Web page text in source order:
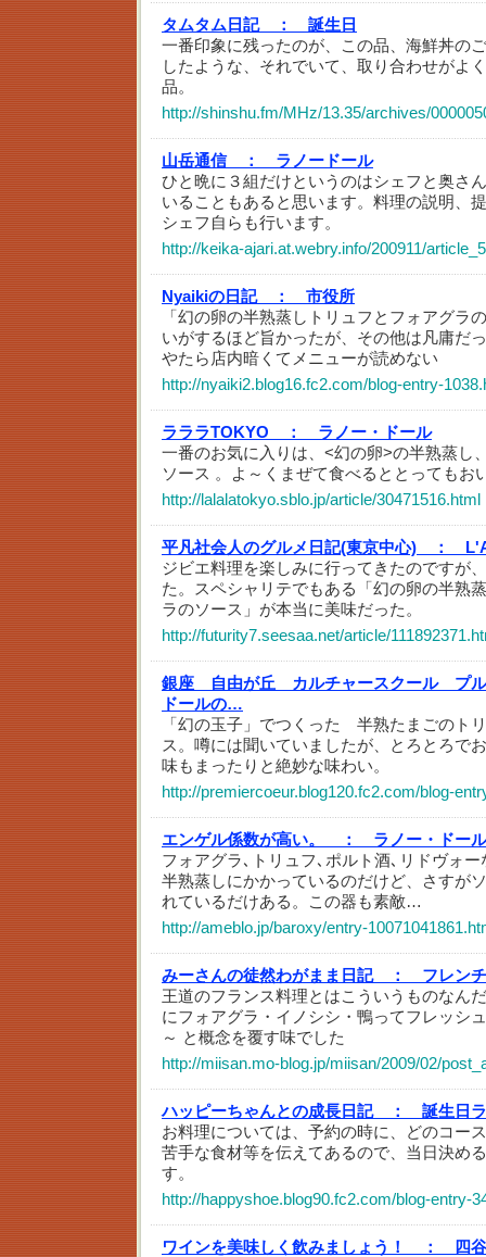
タムタム日記 ：
誕生日
一番印象に残ったのが、この品、海鮮丼の
したような、それでいて、取り合わせがよ
品。
http://shinshu.fm/MHz/13.35/archives/
山岳通信 ：
ラノードール
ひと晩に３組だけというのはシェフと奥さ
いることもあると思います。料理の説明、
シェフ自らも行います。
http://keika-ajari.at.webry.info/200911/
Nyaikiの日記 ：
市役所
「幻の卵の半熟蒸しトリュフとフォアグラ
いがするほど旨かったが、その他は凡庸だ
やたら店内暗くてメニューが読めない
http://nyaiki2.blog16.fc2.com/blog-entry-
ラララTOKYO ：
ラノー・ドール
一番のお気に入りは、<幻の卵>の半熟蒸し
ソース 。よ～くまぜて食べるととってもお
http://lalalatokyo.sblo.jp/article/30471516.html
平凡社会人のグルメ日記(東京中心) ：
ジビエ料理を楽しみに行ってきたのですが
た。スペシャリテでもある「幻の卵の半熟
ラのソース」が本当に美味だった。
http://futurity7.seesaa.net/article/
銀座 自由が丘 カルチャースクール プ
ドールの…
「幻の玉子」でつくった 半熟たまごのト
ス。噂には聞いていましたが、とろとろで
味もまったりと絶妙な味わい。
http://premiercoeur.blog120.fc2.com/blog-
エンゲル係数が高い。 ：
ラノー・ドール
フォアグラ､トリュフ､ポルト酒､リドヴォ
半熟蒸しにかかっているのだけど、さすが
れているだけある。この器も素敵…
http://ameblo.jp/baroxy/entry-
みーさんの徒然わがまま日記 ：
フレン
王道のフランス料理とはこういうものなん
にフォアグラ・イノシシ・鴨ってフレッシ
～ と概念を覆す味でした
http://miisan.mo-blog.jp/miisan/2009/02/
ハッピーちゃんとの成長日記 ：
誕生日
お料理については、予約の時に、どのコー
苦手な食材等を伝えてあるので、当日決め
す。
http://happyshoe.blog90.fc2.com/blog-entry-
ワインを美味しく飲みましょう！ ： 四